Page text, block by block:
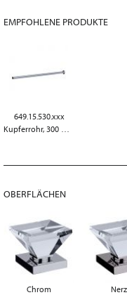
EMPFOHLENE PRODUKTE
649.15.530.xxx
Kupferrohr, 300 mm
OBERFLÄCHEN
Chrom Nerz